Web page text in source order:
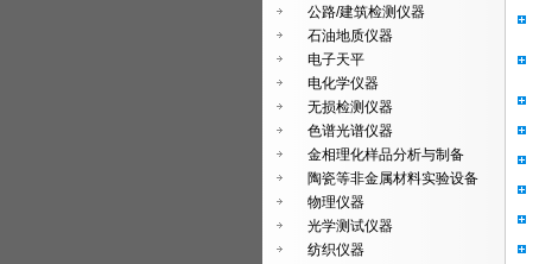
公路/建筑检测仪器
石油地质仪器
电子天平
电化学仪器
无损检测仪器
色谱光谱仪器
金相理化样品分析与制备
陶瓷等非金属材料实验设备
物理仪器
光学测试仪器
纺织仪器